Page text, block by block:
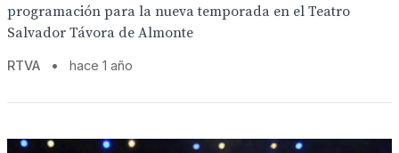
programación para la nueva temporada en el Teatro
Salvador Távora de Almonte
RTVA • hace 1 año